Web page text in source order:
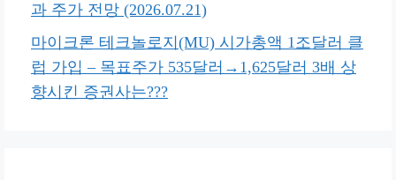
과 주가 전망 (2026.07.21)
마이크론 테크놀로지(MU) 시가총액 1조달러 클
럽 가입 – 목표주가 535달러→1,625달러 3배 상
향시킨 증권사는???